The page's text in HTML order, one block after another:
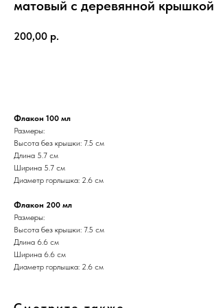
матовый с деревянной крышкой
200,00 р.
Флакон 100 мл
Размеры:
Высота без крышки: 7.5 см
Длина 5.7 см
Ширина 5.7 см
Диаметр горлышка: 2.6 см
Флакон 200 мл
Размеры:
Высота без крышки: 7.5 см
Длина 6.6 см
Ширина 6.6 см
Диаметр горлышка: 2.6 см